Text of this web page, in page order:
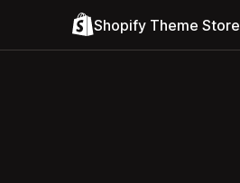
Shopify Theme Store